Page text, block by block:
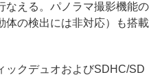
なえる。パノラマ撮影機能の
体の検出には非対応）も搭載
クデュオおよびSDHC/SD